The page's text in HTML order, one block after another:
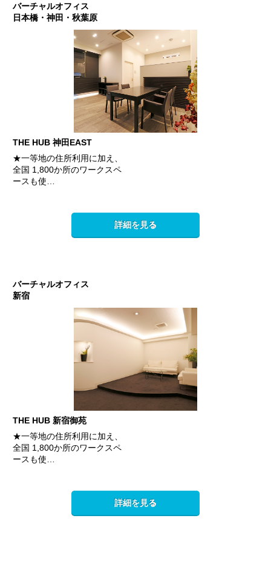
バーチャルオフィス
日本橋・神田・秋葉原
THE HUB 神田EAST
★一等地の住所利用に加え、
全国 1,800か所のワークスペ
ースも使…
詳細を見る
バーチャルオフィス
新宿
THE HUB 新宿御苑
★一等地の住所利用に加え、
全国 1,800か所のワークスペ
ースも使…
詳細を見る